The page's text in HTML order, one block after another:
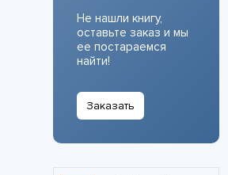
Не нашли книгу,
оставьте заказ и мы
ее постараемся
найти!
Заказать